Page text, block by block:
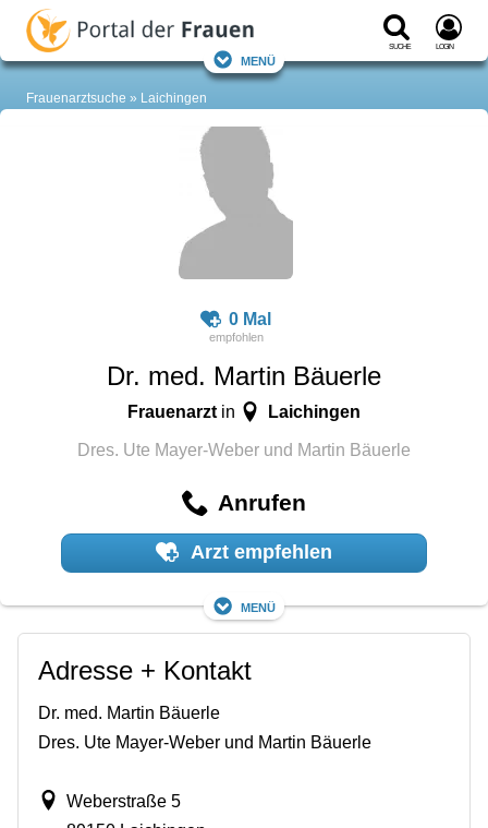
Suche Login
Menü
Frauenarztsuche Laichingen
0 Mal
Dr. med. Martin Bäuerle
Frauenarzt in Laichingen
Dres. Ute Mayer-Weber und Martin Bäuerle
Anrufen
Arzt empfehlen
Menü
Adresse + Kontakt
Dr. med. Martin Bäuerle
Dres. Ute Mayer-Weber und Martin Bäuerle
Weberstraße 5